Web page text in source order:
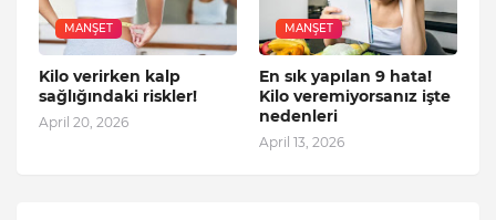
MANŞET
Kilo verirken kalp
sağlığındaki riskler!
April 20, 2026
MANŞET
En sık yapılan 9 hata!
Kilo veremiyorsanız işte
nedenleri
April 13, 2026